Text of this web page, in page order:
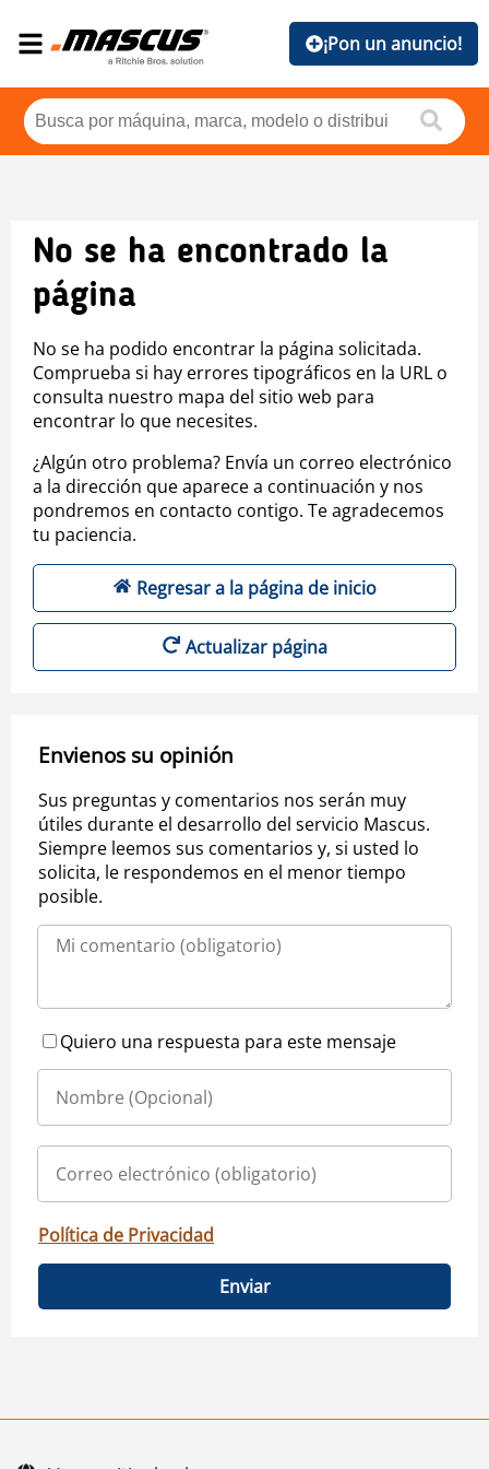
¡Pon un anuncio!
No se ha encontrado la
página
No se ha podido encontrar la página solicitada.
Comprueba si hay errores tipográficos en la URL o
consulta nuestro mapa del sitio web para
encontrar lo que necesites.
¿Algún otro problema? Envía un correo electrónico
a la dirección que aparece a continuación y nos
pondremos en contacto contigo. Te agradecemos
tu paciencia.
Regresar a la página de inicio
Actualizar página
Envienos su opinión
Sus preguntas y comentarios nos serán muy
útiles durante el desarrollo del servicio Mascus.
Siempre leemos sus comentarios y, si usted lo
solicita, le respondemos en el menor tiempo
posible.
Quiero una respuesta para este mensaje
Política de Privacidad
Enviar